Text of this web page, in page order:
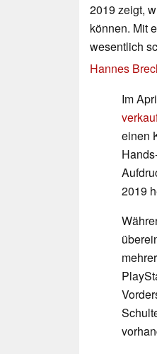
2019 zeigt,
können. Mit
wesentlich
Hannes
Im
einen
2019